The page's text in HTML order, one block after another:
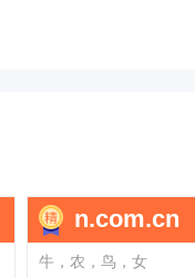
找爱